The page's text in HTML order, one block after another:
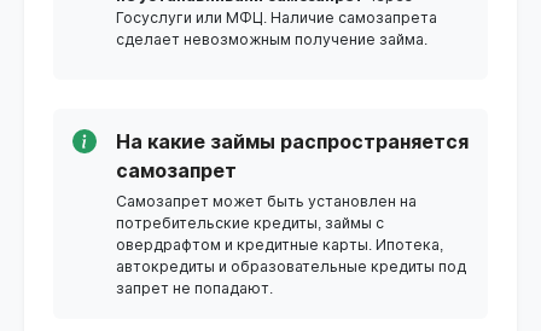
Госуслуги или МФЦ. Наличие самозапрета
сделает невозможным получение займа.
На какие займы распространяется
самозапрет
Самозапрет может быть установлен на
потребительские кредиты, займы с
овердрафтом и кредитные карты. Ипотека,
автокредиты и образовательные кредиты под
запрет не попадают.